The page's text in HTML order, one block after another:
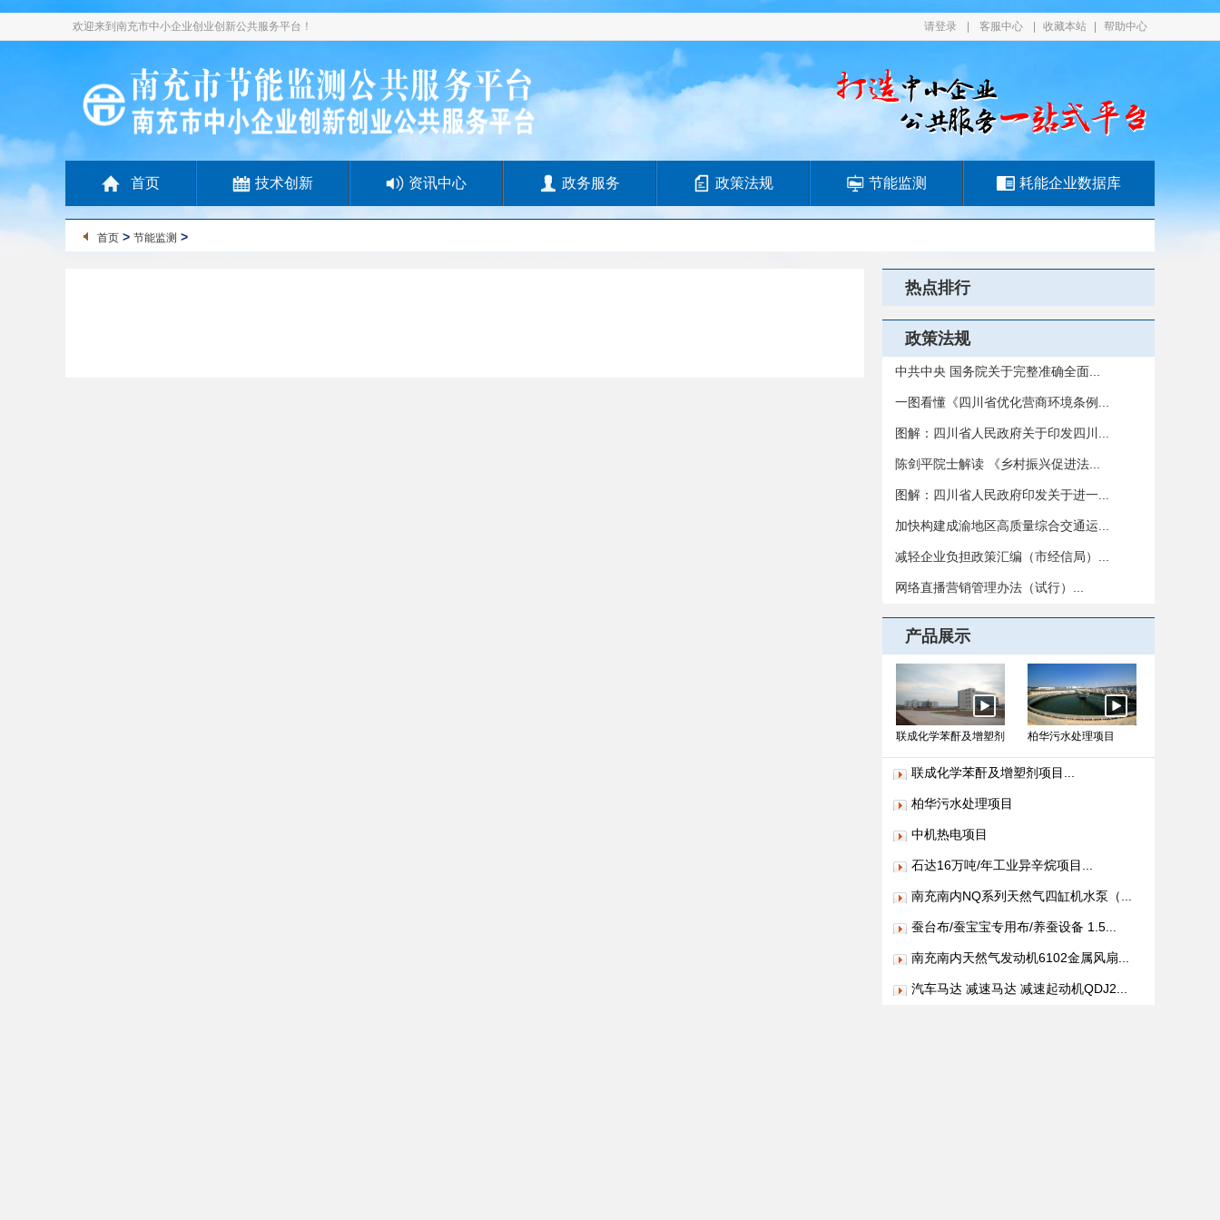
请登录 客服中心 收藏本站 帮助中心
欢迎来到南充市中小企业创业创新公共服务平台！
首页 技术创新 资讯中心 政务服务 政策法规 节能监测 耗能企业数据库
首页 > 节能监测 >
热点排行
政策法规
中共中央 国务院关于完整准确全面...
一图看懂《四川省优化营商环境条例...
图解：四川省人民政府关于印发四川...
陈剑平院士解读 《乡村振兴促进法...
图解：四川省人民政府印发关于进一...
加快构建成渝地区高质量综合交通运...
减轻企业负担政策汇编（市经信局）...
网络直播营销管理办法（试行）...
产品展示
联成化学苯酐及增塑剂
项目...
柏华污水处理项目
联成化学苯酐及增塑剂项目...
柏华污水处理项目
中机热电项目
石达16万吨/年工业异辛烷项目...
南充南内NQ系列天然气四缸机水泵（...
蚕台布/蚕宝宝专用布/养蚕设备 1.5...
南充南内天然气发动机6102金属风扇...
汽车马达 减速马达 减速起动机QDJ2...